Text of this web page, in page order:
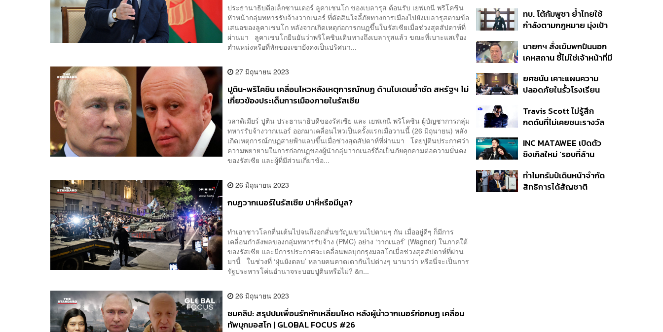
ประธานาธิบดีอเล็กซานเดอร์ ลูคาเชนโก ของเบลารุส ต้อนรับ เยฟเกนี พริโคชิน
หัวหน้ากลุ่มทหารรับจ้างวากเนอร์ ที่ตัดสินใจลี้ภัยทางการเมืองไปยังเบลารุสตามข้อ
เสนอของลูคาเชนโก หลังจากเกิดเหตุก่อการกบฏขึ้นในรัสเซียเมื่อช่วงสุดสัปดาห์ที่
ผ่านมา ลูคาเชนโกยืนยันว่าพริโคชินเดินทางถึงเบลารุสแล้ว ขณะที่เบาะแสเรื่อง
ตำแหน่งหรือที่พักของเขายังคงเป็นปริศนา...
27 มิถุนายน 2023
ปูติน-พริโคชิน เคลื่อนไหวหลังเหตุการณ์กบฏ ด้านไบเดนย้ำชัด สหรัฐฯ ไม่
เกี่ยวข้องประเด็นการเมืองภายในรัสเซีย
วลาดิเมียร์ ปูติน ประธานาธิบดีของรัสเซีย และ เยฟเกนี พริโคชิน ผู้บัญชาการกลุ่ม
ทหารรับจ้างวากเนอร์ ออกมาเคลื่อนไหวเป็นครั้งแรกเมื่อวานนี้ (26 มิถุนายน) หลัง
เกิดเหตุการณ์กบฏสายฟ้าแลบขึ้นเมื่อช่วงสุดสัปดาห์ที่ผ่านมา โดยปูตินประกาศว่า
ความพยายามในการก่อกบฏของผู้นำกลุ่มวากเนอร์ถือเป็นภัยคุกคามต่อความมั่นคง
ของรัสเซีย และผู้ที่มีส่วนเกี่ยวข้อ...
26 มิถุนายน 2023
กบฏวากเนอร์ในรัสเซีย ปาหี่หรือมีมูล?
ทำเอาชาวโลกตื่นเต้นไปจนถึงอกสั่นขวัญแขวนไปตามๆ กัน เมื่ออยู่ดีๆ ก็มีการ
เคลื่อนกำลังพลของกลุ่มทหารรับจ้าง (PMC) อย่าง ‘วากเนอร์’ (Wagner) ในภาคใต้
ของรัสเซีย และมีการประกาศจะเคลื่อนพลบุกกรุงมอสโกเมื่อช่วงสุดสัปดาห์ที่ผ่าน
มานี้ ในช่วงที่ ‘ฝุ่นยังตลบ’ หลายคนคาดเดากันไปต่างๆ นานาว่า หรือนี่จะเป็นการ
รัฐประหารโค่นอำนาจระบอบปูตินหรือไม่? &n...
26 มิถุนายน 2023
ชมคลิป: สรุปปมเพื่อนรักหักเหลี่ยมโหด หลังผู้นำวากเนอร์ก่อกบฏ เคลื่อน
ทัพบุกมอสโก | GLOBAL FOCUS #26
ครั้ง ตลอด 10 ปีที่ผ่านมา
ทบ. โต้กัมพูชา ย้ำไทยใช้
กำลังตามกฎหมาย มุ่งเป้า
หายไทยไม่อาจลบด้วย
ข้อมูลบิดเบือน
นายกฯ สั่งเข้มพกปืนนอก
เคหสถาน ชี้ไม่ใช่เจ้าหน้าที่มี
ก่อเหตุ เจ้าของร่วมรับผิด
ยศชนัน เคาะแผนความ
ปลอดภัยในรั้วโรงเรียน
ดูแล-คุมเข้มคัดกรองสิ่ง
ผิดกฎหมาย
Travis Scott ไม่รู้สึก
กดดันที่ไม่เคยชนะรางวัล
แล้ว 10 ครั้ง
INC MATAWEE เปิดตัว
ซิงเกิลใหม่ ‘รอบที่ล้าน
มาแสดงในมิวสิกวิดีโอ
ทำไมทรัมป์เดินหน้าจำกัด
สิทธิการได้สัญชาติ